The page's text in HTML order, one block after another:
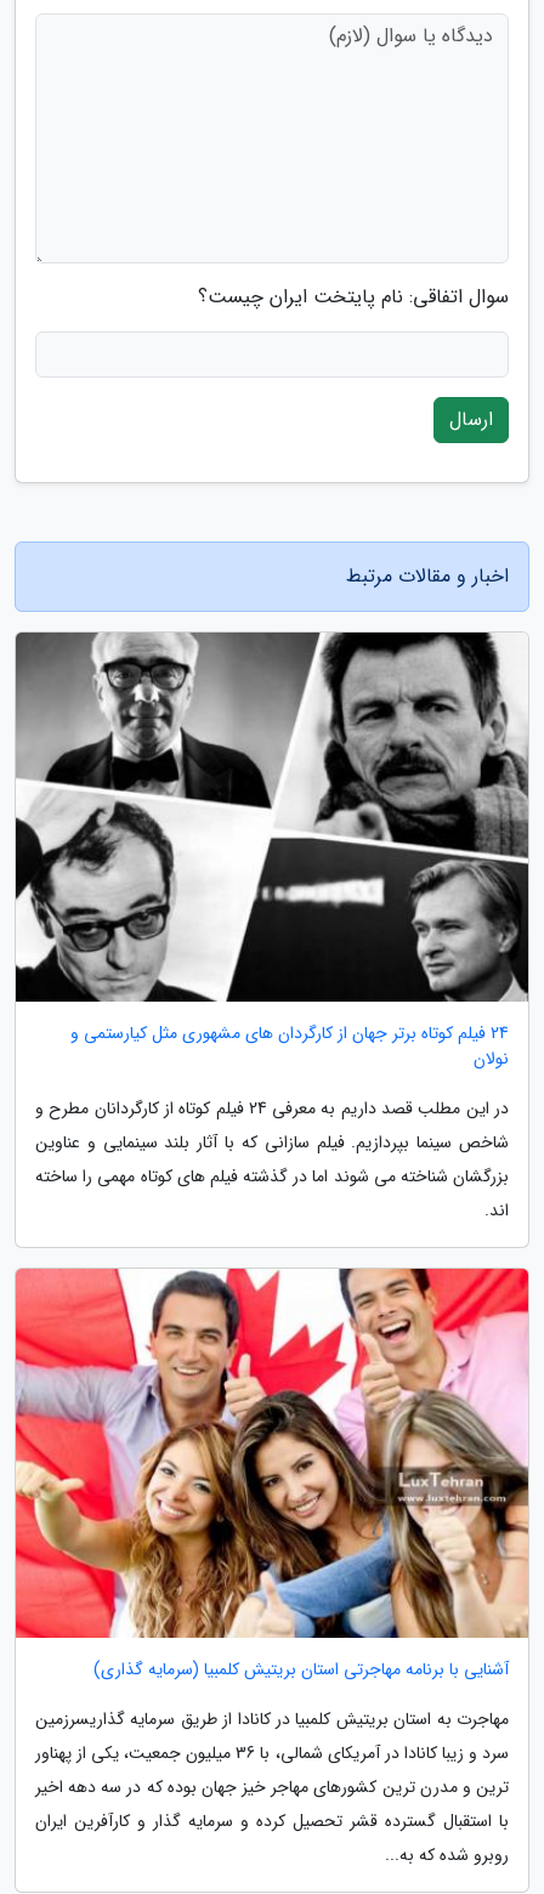
سوال اتفاقی: نام پایتخت ایران چیست؟
ارسال
اخبار و مقالات مرتبط
24 فیلم کوتاه برتر جهان از کارگردان های مشهوری مثل کیارستمی و
نولان
در این مطلب قصد داریم به معرفی 24 فیلم کوتاه از کارگردانان مطرح و
شاخص سینما بپردازیم. فیلم سازانی که با آثار بلند سینمایی و عناوین
بزرگشان شناخته می شوند اما در گذشته فیلم های کوتاه مهمی را ساخته
اند.
آشنایی با برنامه مهاجرتی استان بریتیش کلمبیا (سرمایه گذاری)
مهاجرت به استان بریتیش کلمبیا در کانادا از طریق سرمایه گذاریسرزمین
سرد و زیبا کانادا در آمریکای شمالی، با 36 میلیون جمعیت، یکی از پهناور
ترین و مدرن ترین کشورهای مهاجر خیز جهان بوده که در سه دهه اخیر
با استقبال گسترده قشر تحصیل کرده و سرمایه گذار و کارآفرین ایران
روبرو شده که به...